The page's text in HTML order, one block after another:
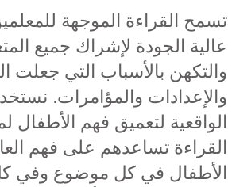
تسمح القراءة الموجهة
عالية الجودة لإشراك جميع
والتكهن بالأسباب التي جعلت
والإعدادات والمؤامرات.
الواقعية لتعميق فهم
القراءة تساعدهم على فهم
الأطفال في كل موضوع وفي